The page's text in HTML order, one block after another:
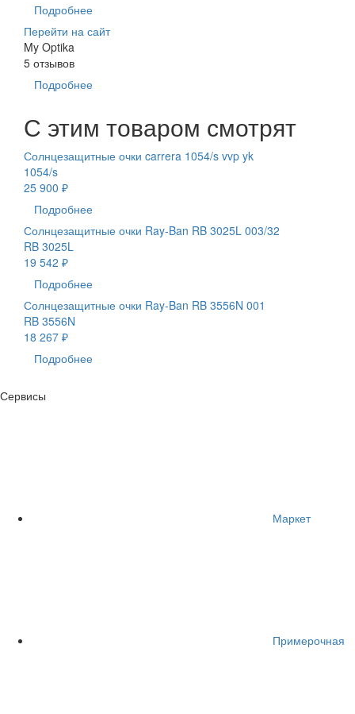
Подробнее
Перейти на сайт
My Optika
5 отзывов
Подробнее
С этим товаром смотрят
Солнцезащитные очки carrera 1054/s vvp yk
1054/s
25 900 ₽
Подробнее
Солнцезащитные очки Ray-Ban RB 3025L 003/32
RB 3025L
19 542 ₽
Подробнее
Солнцезащитные очки Ray-Ban RB 3556N 001
RB 3556N
18 267 ₽
Подробнее
Сервисы
Маркет
Примерочная